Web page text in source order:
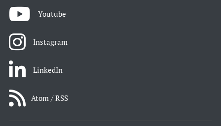
Youtube
Instagram
LinkedIn
Atom / RSS